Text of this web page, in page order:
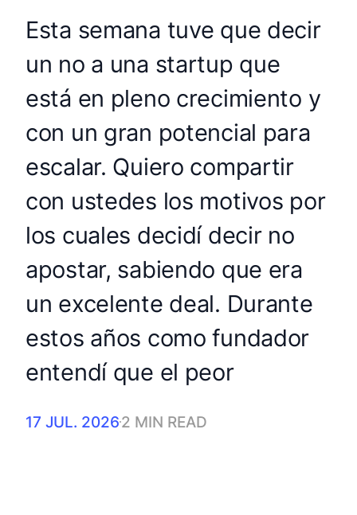
Esta semana tuve que decir
un no a una startup que
está en pleno crecimiento y
con un gran potencial para
escalar. Quiero compartir
con ustedes los motivos por
los cuales decidí decir no
apostar, sabiendo que era
un excelente deal. Durante
estos años como fundador
entendí que el peor
17 JUL. 20262 MIN READ